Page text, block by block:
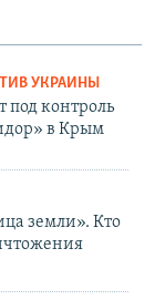
УКРАИНЫ
под контроль
в Крым
земли». Кто